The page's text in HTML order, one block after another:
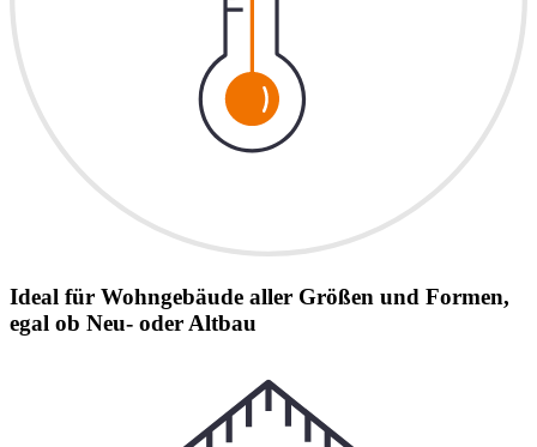
Ideal für Wohngebäude aller Größen und Formen,
egal ob Neu- oder Altbau